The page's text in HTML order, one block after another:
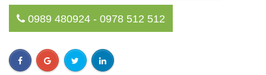
0989 480924 - 0978 512 512